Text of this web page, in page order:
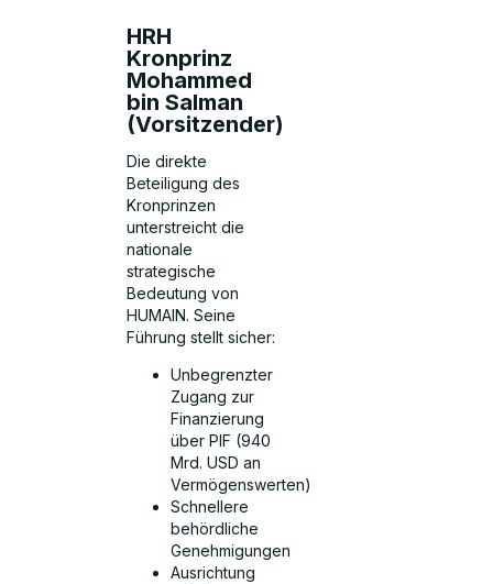
HRH
Kronprinz
Mohammed
bin Salman
(Vorsitzender)
Die direkte
Beteiligung des
Kronprinzen
unterstreicht die
nationale
strategische
Bedeutung von
HUMAIN. Seine
Führung stellt sicher:
Unbegrenzter
Zugang zur
Finanzierung
über PIF (940
Mrd. USD an
Vermögenswerten)
Schnellere
behördliche
Genehmigungen
Ausrichtung